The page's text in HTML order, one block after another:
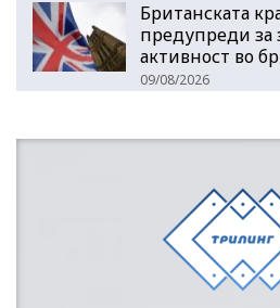
Британската
предупреди за
активност во
09/08/2026